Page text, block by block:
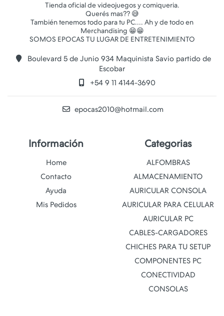
Tienda oficial de videojuegos y comiqueria.
Querés mas?? 😅
También tenemos todo para tu PC.... Ah y de todo en
Merchandising 😁😁
Boulevard 5 de Junio 934 Maquinista Savio partido de
Escobar
+54 9 11 4144-3690
epocas2010@hotmail.com
Información
Home
Contacto
Ayuda
Mis Pedidos
Categorias
ALFOMBRAS
ALMACENAMIENTO
AURICULAR CONSOLA
AURICULAR PARA CELULAR
AURICULAR PC
CABLES-CARGADORES
CHICHES PARA TU SETUP
COMPONENTES PC
CONECTIVIDAD
CONSOLAS